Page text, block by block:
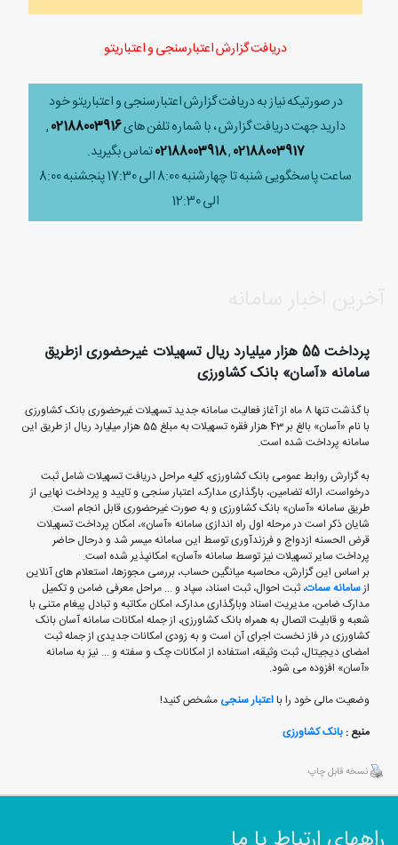
دریافت گزارش اعتبارسنجی و اعتباریتو
در صورتیکه نیاز به دریافت گزارش اعتبارسنجی و اعتباریتو خود
دارید جهت دریافت گزارش ، با شماره تلفن های02188003916
,
02188003917
,
02188003918تماس بگیرید.
ساعت پاسخگویی شنبه تا چهارشنبه 8:00 الی 17:30 پنجشنبه 8:00
الی 12:30
پرداخت 55 هزار میلیارد ریال تسهیلات غیرحضوری ازطریق
سامانه «آسان» بانک کشاورزی
با گذشت تنها 8 ماه از آغاز فعالیت سامانه جدید تسهیلات غیرحضوری بانک کشاورزی
با نام «آسان» بالغ بر 43 هزار فقره تسهیلات به مبلغ 55 هزار میلیارد ریال از طریق این
سامانه پرداخت شده است.
به گزارش روابط عمومی بانک کشاورزی، کلیه مراحل دریافت تسهیلات شامل ثبت
درخواست، ارائه تضامین، بارگذاری مدارک، اعتبار سنجی و تایید و پرداخت نهایی از
طریق سامانه «آسان» بانک کشاورزی و به صورت غیرحضوری قابل انجام است.
شایان ذکر است در مرحله اول راه اندازی سامانه «آسان»، امکان پرداخت تسهیلات
قرض الحسنه ازدواج و فرزندآوری توسط این سامانه میسر شد و درحال حاضر
پرداخت سایر تسهیلات نیز توسط سامانه «آسان» امکانپذیر شده است.
بر اساس این گزارش، محاسبه میانگین حساب، بررسی مجوزها، استعلام های آنلاین
ازسامانه سمات، ثبت احوال، ثبت اسناد، سپاد و ... مراحل معرفی ضامن و تکمیل
مدارک ضامن، مدیریت اسناد وبارگذاری مدارک، امکان مکاتبه و تبادل پیغام متنی با
شعبه و قابلیت اتصال به همراه بانک کشاورزی، از جمله امکانات سامانه آسان بانک
کشاورزی در فاز نخست اجرای آن است و به زودی امکانات جدیدی از جمله ثبت
امضای دیجیتال، ثبت وثیقه، استفاده از امکانات چک و سفته و ... نیز به سامانه
«آسان» افزوده می شود.
وضعیت مالی خود را بااعتبار سنجی مشخص کنید!
منبع : بانک کشاورزی
نسخه قابل چاپ